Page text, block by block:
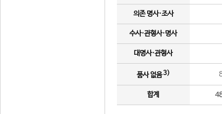
의존 명사·조사
수사·관형사·명사
대명사·관형사
품사 없음3)
합계